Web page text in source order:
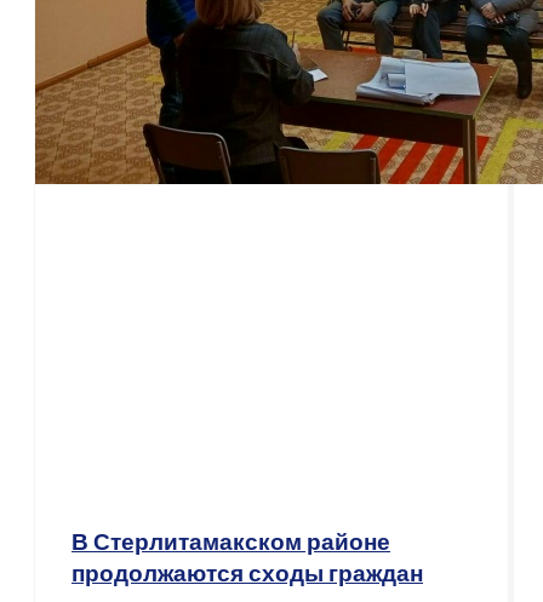
В Стерлитамакском районе
продолжаются сходы граждан